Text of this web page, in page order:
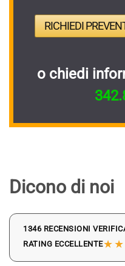
RICHIEDI
o chiedi
Dicono di noi
1346 RECENSIONI
RATING ECCELLENTE